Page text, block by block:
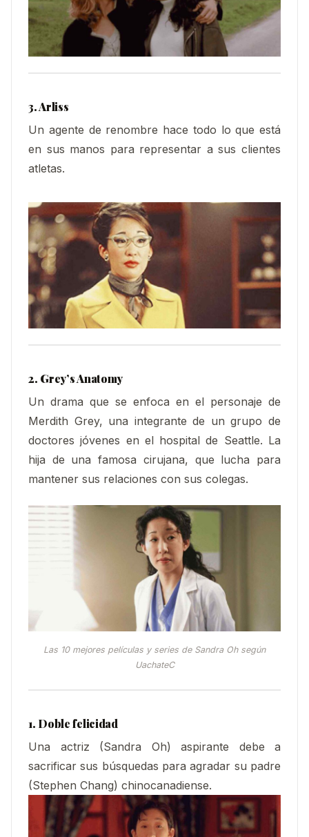
3. Arliss
Un agente de renombre hace todo lo que está
en sus manos para representar a sus clientes
atletas.
2. Grey’s Anatomy
Un drama que se enfoca en el personaje de
Merdith Grey, una integrante de un grupo de
doctores jóvenes en el hospital de Seattle. La
hija de una famosa cirujana, que lucha para
mantener sus relaciones con sus colegas.
Las 10 mejores películas y series de Sandra Oh según
UachateC
1. Doble felicidad
Una actriz (Sandra Oh) aspirante debe a
sacrificar sus búsquedas para agradar su padre
(Stephen Chang) chinocanadiense.